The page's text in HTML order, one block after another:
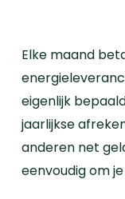
Elke maand
eigenlijk
jaarlijkse
anderen net
eenvoudig om